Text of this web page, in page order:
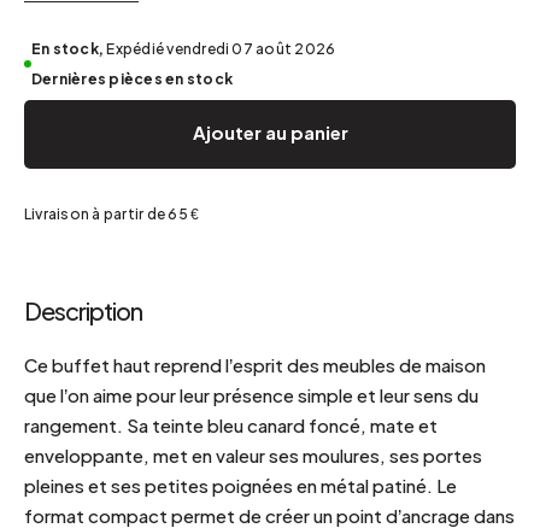
En stock, Expédié vendredi 07 août 2026
Dernières pièces en stock
Ajouter au panier
Livraison à partir de 65 €
Description
Ce buffet haut reprend l’esprit des meubles de maison
que l’on aime pour leur présence simple et leur sens du
rangement. Sa teinte bleu canard foncé, mate et
enveloppante, met en valeur ses moulures, ses portes
pleines et ses petites poignées en métal patiné. Le
format compact permet de créer un point d’ancrage dans